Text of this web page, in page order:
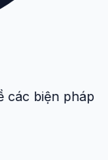
các biện pháp